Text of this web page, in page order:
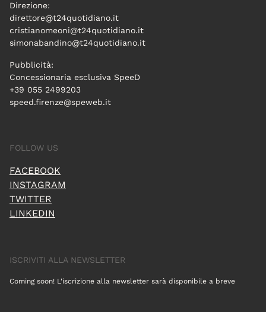
Direzione:
direttore@t24quotidiano.it
cristianomeoni@t24quotidiano.it
simonabandino@t24quotidiano.it
Pubblicità:
Concessionaria esclusiva SpeeD
+39 055 2499203
speed.firenze@speweb.it
FOLLOW US
FACEBOOK
INSTAGRAM
TWITTER
LINKEDIN
ISCRIVITI ALLA NEWSLETTER
Coming soon! L'iscrizione alla newsletter sarà disponibile a breve